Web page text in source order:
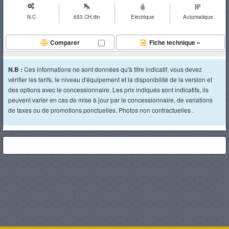
N.C 653 CH.din Electrique Automatique
Fiche technique »
Comparer
N.B : Ces informations ne sont données qu'à titre indicatif, vous devez
vérifier les tarifs, le niveau d'équipement et la disponibilité de la version et
des options avec le concessionnaire. Les prix indiqués sont indicatifs, ils
peuvent varier en cas de mise à jour par le concessionnaire, de variations
de taxes ou de promotions ponctuelles. Photos non contractuelles .